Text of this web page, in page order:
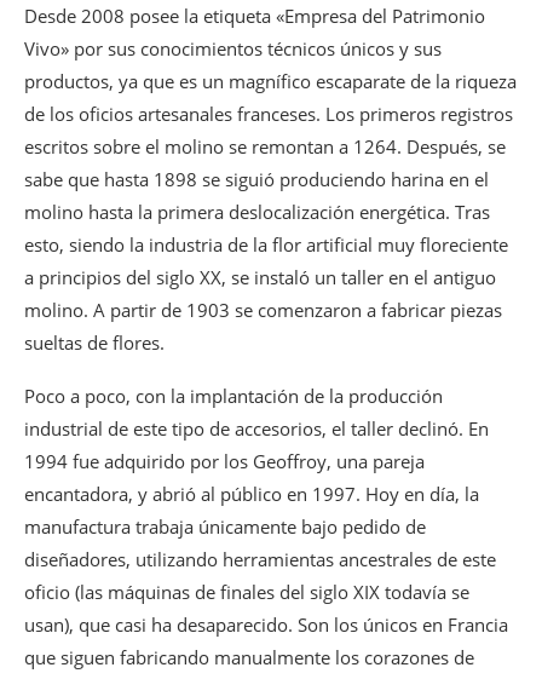
Desde 2008 posee la etiqueta «Empresa del Patrimonio
Vivo» por sus conocimientos técnicos únicos y sus
productos, ya que es un magnífico escaparate de la riqueza
de los oficios artesanales franceses. Los primeros registros
escritos sobre el molino se remontan a 1264. Después, se
sabe que hasta 1898 se siguió produciendo harina en el
molino hasta la primera deslocalización energética. Tras
esto, siendo la industria de la flor artificial muy floreciente
a principios del siglo XX, se instaló un taller en el antiguo
molino. A partir de 1903 se comenzaron a fabricar piezas
sueltas de flores.
Poco a poco, con la implantación de la producción
industrial de este tipo de accesorios, el taller declinó. En
1994 fue adquirido por los Geoffroy, una pareja
encantadora, y abrió al público en 1997. Hoy en día, la
manufactura trabaja únicamente bajo pedido de
diseñadores, utilizando herramientas ancestrales de este
oficio (las máquinas de finales del siglo XIX todavía se
usan), que casi ha desaparecido. Son los únicos en Francia
que siguen fabricando manualmente los corazones de